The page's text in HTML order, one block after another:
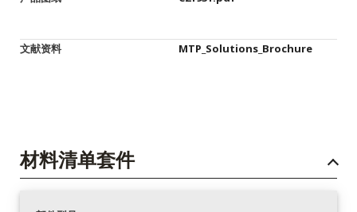
文献资料 MTP_Solutions_Brochure
材料清单套件